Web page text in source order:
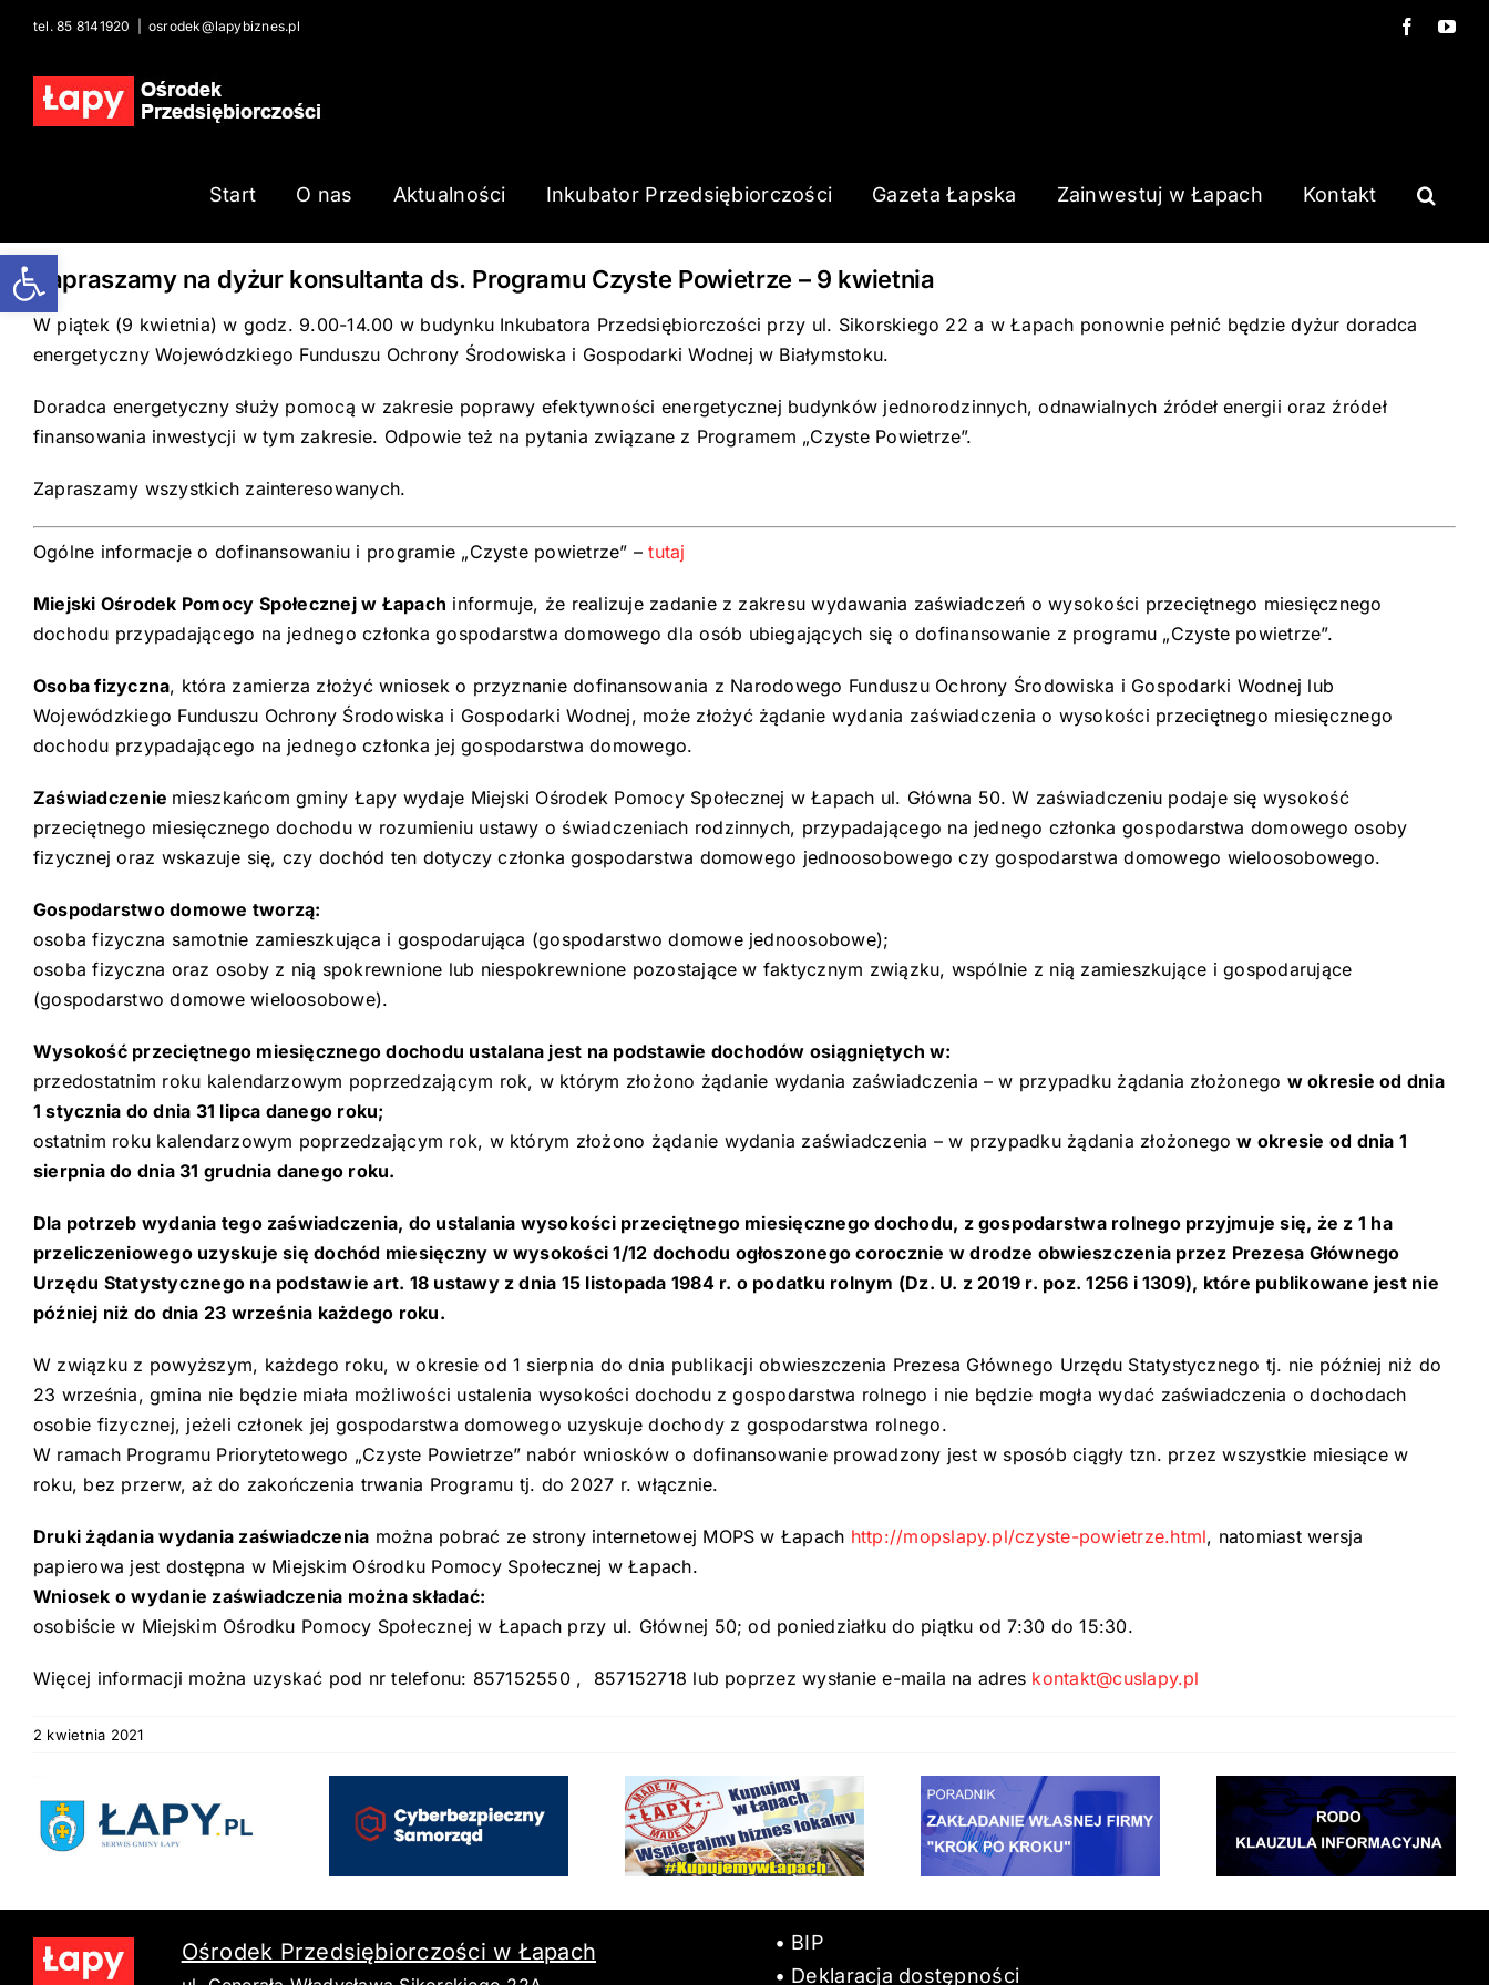
Open toolbar
content
tel. 85 8141920 osrodek@lapybiznes.pl Facebook
Start O nas Aktualności Inkubator Przedsiębiorczości Gazeta Łapska Zainwestuj w Łapach Kontakt
Zapraszamy na dyżur konsultanta ds. Programu Czyste Powietrze – 9 kwietnia
W piątek (9 kwietnia) w godz. 9.00-14.00 w budynku Inkubatora Przedsiębiorczości przy ul. Sikorskiego 22 a w Łapach ponownie pełnić będzie dyżur doradca
energetyczny Wojewódzkiego Funduszu Ochrony Środowiska i Gospodarki Wodnej w Białymstoku.
Doradca energetyczny służy pomocą w zakresie poprawy efektywności energetycznej budynków jednorodzinnych, odnawialnych źródeł energii oraz źródeł
finansowania inwestycji w tym zakresie. Odpowie też na pytania związane z Programem „Czyste Powietrze”.
Zapraszamy wszystkich zainteresowanych.
Ogólne informacje o dofinansowaniu i programie „Czyste powietrze” –tutaj
Miejski Ośrodek Pomocy Społecznej w Łapach informuje, że realizuje zadanie z zakresu wydawania zaświadczeń o wysokości przeciętnego miesięcznego
dochodu przypadającego na jednego członka gospodarstwa domowego dla osób ubiegających się o dofinansowanie z programu „Czyste powietrze”.
Osoba fizyczna, która zamierza złożyć wniosek o przyznanie dofinansowania z Narodowego Funduszu Ochrony Środowiska i Gospodarki Wodnej lub
Wojewódzkiego Funduszu Ochrony Środowiska i Gospodarki Wodnej, może złożyć żądanie wydania zaświadczenia o wysokości przeciętnego miesięcznego
dochodu przypadającego na jednego członka jej gospodarstwa domowego.
Zaświadczenie mieszkańcom gminy Łapy wydaje Miejski Ośrodek Pomocy Społecznej w Łapach ul. Główna 50. W zaświadczeniu podaje się wysokość
przeciętnego miesięcznego dochodu w rozumieniu ustawy o świadczeniach rodzinnych, przypadającego na jednego członka gospodarstwa domowego osoby
fizycznej oraz wskazuje się, czy dochód ten dotyczy członka gospodarstwa domowego jednoosobowego czy gospodarstwa domowego wieloosobowego.
Gospodarstwo domowe tworzą:
osoba fizyczna samotnie zamieszkująca i gospodarująca (gospodarstwo domowe jednoosobowe);
osoba fizyczna oraz osoby z nią spokrewnione lub niespokrewnione pozostające w faktycznym związku, wspólnie z nią zamieszkujące i gospodarujące
(gospodarstwo domowe wieloosobowe).
Wysokość przeciętnego miesięcznego dochodu ustalana jest na podstawie dochodów osiągniętych w:
przedostatnim roku kalendarzowym poprzedzającym rok, w którym złożono żądanie wydania zaświadczenia – w przypadku żądania złożonego w okresie od dnia
1 stycznia do dnia 31 lipca danego roku;
ostatnim roku kalendarzowym poprzedzającym rok, w którym złożono żądanie wydania zaświadczenia – w przypadku żądania złożonegow okresie od dnia 1
sierpnia do dnia 31 grudnia danego roku.
Dla potrzeb wydania tego zaświadczenia, do ustalania wysokości przeciętnego miesięcznego dochodu, z gospodarstwa rolnego przyjmuje się, że z 1 ha
przeliczeniowego uzyskuje się dochód miesięczny w wysokości 1/12 dochodu ogłoszonego corocznie w drodze obwieszczenia przez Prezesa Głównego
Urzędu Statystycznego na podstawie art. 18 ustawy z dnia 15 listopada 1984 r. o podatku rolnym (Dz. U. z 2019 r. poz. 1256 i 1309), które publikowane jest nie
później niż do dnia 23 września każdego roku.
W związku z powyższym, każdego roku, w okresie od 1 sierpnia do dnia publikacji obwieszczenia Prezesa Głównego Urzędu Statystycznego tj. nie później niż do
23 września, gmina nie będzie miała możliwości ustalenia wysokości dochodu z gospodarstwa rolnego i nie będzie mogła wydać zaświadczenia o dochodach
osobie fizycznej, jeżeli członek jej gospodarstwa domowego uzyskuje dochody z gospodarstwa rolnego.
W ramach Programu Priorytetowego „Czyste Powietrze” nabór wniosków o dofinansowanie prowadzony jest w sposób ciągły tzn. przez wszystkie miesiące w
roku, bez przerw, aż do zakończenia trwania Programu tj. do 2027 r. włącznie.
Druki żądania wydania zaświadczenia można pobrać ze strony internetowej MOPS w Łapach http://mopslapy.pl/czyste-powietrze.html, natomiast wersja
papierowa jest dostępna w Miejskim Ośrodku Pomocy Społecznej w Łapach.
Wniosek o wydanie zaświadczenia można składać:
osobiście w Miejskim Ośrodku Pomocy Społecznej w Łapach przy ul. Głównej 50; od poniedziałku do piątku od 7:30 do 15:30.
Więcej informacji można uzyskać pod nr telefonu: 857152550 , 857152718 lub poprzez wysłanie e-maila na adres kontakt@cuslapy.pl
2 kwietnia 2021
Ośrodek Przedsiębiorczości w Łapach
BIP
Deklaracja dostępności